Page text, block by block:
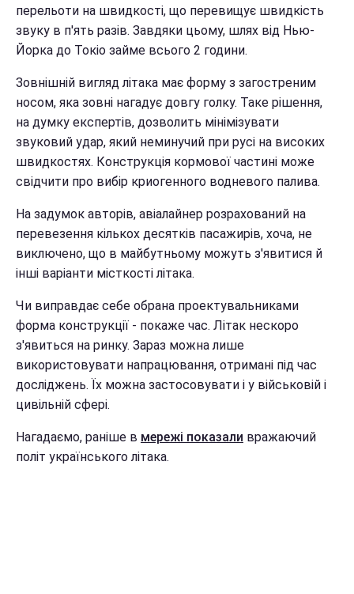
перельоти на швидкості, що перевищує швидкість
звуку в п'ять разів. Завдяки цьому, шлях від Нью-
Йорка до Токіо займе всього 2 години.
Зовнішній вигляд літака має форму з загостреним
носом, яка зовні нагадує довгу голку. Таке рішення,
на думку експертів, дозволить мінімізувати
звуковий удар, який неминучий при русі на високих
швидкостях. Конструкція кормової частині може
свідчити про вибір криогенного водневого палива.
На задумок авторів, авіалайнер розрахований на
перевезення кількох десятків пасажирів, хоча, не
виключено, що в майбутньому можуть з'явитися й
інші варіанти місткості літака.
Чи виправдає себе обрана проектувальниками
форма конструкції - покаже час. Літак нескоро
з'явиться на ринку. Зараз можна лише
використовувати напрацювання, отримані під час
досліджень. Їх можна застосовувати і у військовій і
цивільній сфері.
Нагадаємо, раніше в мережі показали вражаючий
політ українського літака.